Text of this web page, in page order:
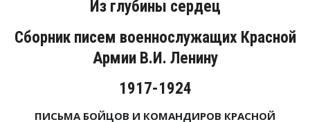
Из глубины сердец
Сборник писем военнослужащих Красной
Армии В.И. Ленину
1917-1924
ПИСЬМА БОЙЦОВ И КОМАНДИРОВ КРАСНОЙ